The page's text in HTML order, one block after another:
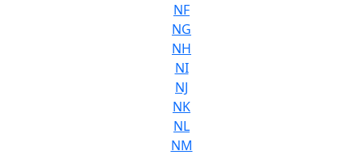
NF
NG
NH
NI
NJ
NK
NL
NM